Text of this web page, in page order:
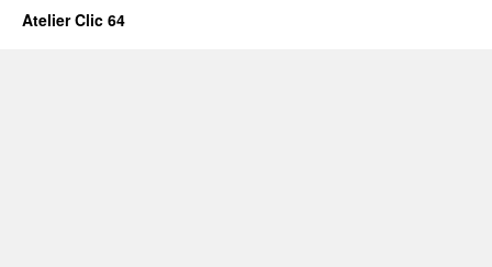
Atelier Clic 64